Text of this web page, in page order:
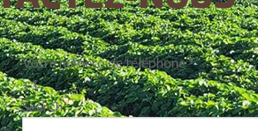
Votre numéro de téléphone*
+1
Search